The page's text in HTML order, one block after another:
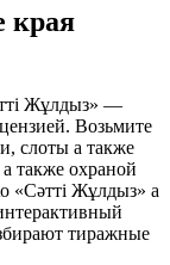
края
Жұлдыз» —
Возьмите
слоты а также
также охраной
«Сәтті Жұлдыз» а
тиражные